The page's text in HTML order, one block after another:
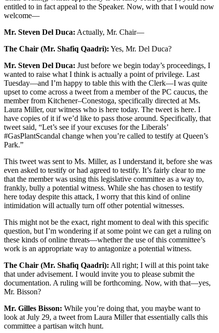
entitled to in fact appeal to the Speaker. Now, with that I would now
welcome—
Mr. Steven Del Duca: Actually, Mr. Chair—
The Chair (Mr. Shafiq Qaadri): Yes, Mr. Del Duca?
Mr. Steven Del Duca: Just before we begin today’s proceedings, I
wanted to raise what I think is actually a point of privilege. Last
Tuesday—and I’m happy to table this with the Clerk—I was quite
upset to come across a tweet from a member of the PC caucus, the
member from Kitchener–Conestoga, specifically directed at Ms.
Laura Miller, our witness who is here today. The tweet is here. I
have copies of it if we’d like to pass those around. Specifically, that
tweet said, “Let’s see if your excuses for the Liberals’
#GasPlantScandal change when you’re called to testify at Queen’s
Park.”
This tweet was sent to Ms. Miller, as I understand it, before she was
even asked to testify or had agreed to testify. It’s fairly clear to me
that the member was using this legislative committee as a way to,
frankly, bully a potential witness. While she has chosen to testify
here today despite this attack, I worry that this kind of online
intimidation will actually turn off other potential witnesses.
This might not be the exact, right moment to deal with this specific
question, but I’m wondering if at some point we can get a ruling on
these kinds of online threats—whether the use of this committee’s
work is an appropriate way to antagonize a potential witness.
The Chair (Mr. Shafiq Qaadri): All right; I will at this point take
that under advisement. I would invite you to please submit the
documentation. A ruling will be forthcoming. Now, with that—yes,
Mr. Bisson?
Mr. Gilles Bisson: While you’re doing that, you maybe want to
look at July 29, a tweet from Laura Miller that essentially calls this
committee a partisan witch hunt.